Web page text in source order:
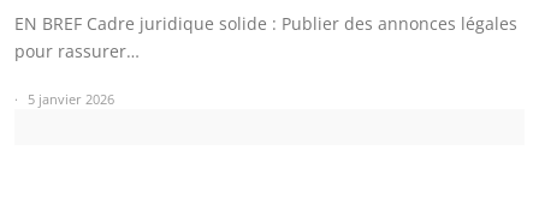
EN BREF Cadre juridique solide : Publier des annonces légales
pour rassurer…
5 janvier 2026